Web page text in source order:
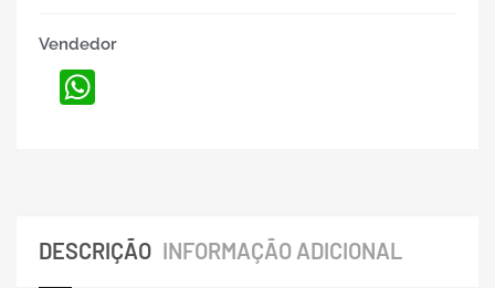
Vendedor
DESCRIÇÃO INFORMAÇÃO ADICIONAL